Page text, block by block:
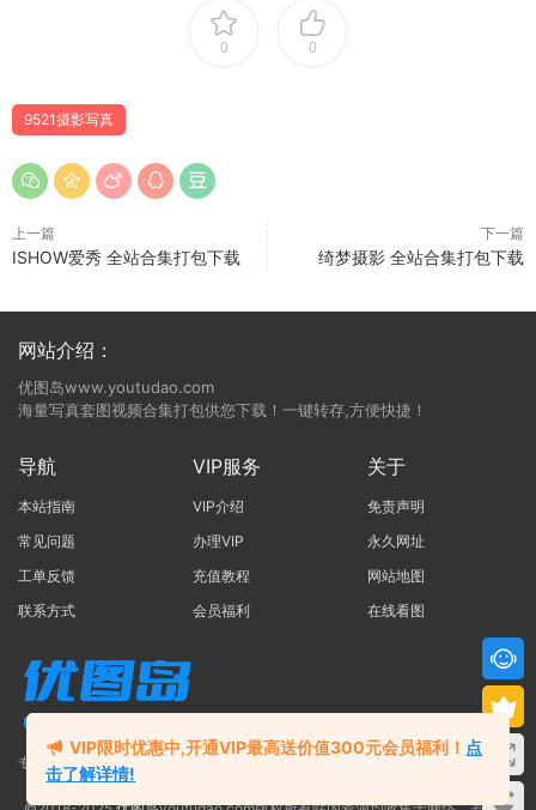
[9521摄影写真] 2022.03.07 NO.081 猫五月之看报
[9521摄影写真] 2022.02.28 NO.080 崽崽2
[9521摄影写真] 2022.01.24 NO.078 寒露3
[9521摄影写真] 2022.01.24 NO.076 寒露1
[9521摄影写真] 2022.01.14 NO.075 双摄猫五月下
[9521摄影写真] 2022.01.10 NO.074 双摄猫五月上
[9521摄影写真] 2022.01.04 NO.073 璐璐3
[9521摄影写真] 2021.12.14 NO.070 小马3
[9521摄影写真] 2021.12.06 NO.069 小马2
[9521摄影写真] 2021.12.02 NO.068 小马1
[9521摄影写真] 2021.11.15 NO.066 桥下1
[9521摄影写真] 2021.11.08 NO.065 立冬
[9521摄影写真] 2021.11.02 NO.064 教室
[9521摄影写真] 2021.10.11 NO.061 nana&hebe2
[9521摄影写真] 2021.09.13 NO.059 思甜复合丝款家里拍
[9521摄影写真] 2021.09.06 NO.058 思甜浅肤家里拍
[9521摄影写真] 2021.08.23 NO.057 双面佳人3
[9521摄影写真] 2021.08.16 NO.056 双面佳人2
[9521摄影写真] 2021.08.09 NO.055 双面佳人1
0 0
9521摄影写真
上一篇
ISHOW爱秀 全站合集打包下载
下一篇
绮梦摄影 全站合集打包下载
网站介绍：
优图岛www.youtudao.com
海量写真套图视频合集打包供您下载！一键转存,方便快捷！
导航
本站指南
常见问题
工单反馈
联系方式
VIP服务
VIP介绍
办理VIP
充值教程
会员福利
关于
免责声明
永久网址
网站地图
在线看图
专注于写真合集打包的网站
VIP限时优惠中,开通VIP最高送价值300元会员福利！ 点
击了解详情!